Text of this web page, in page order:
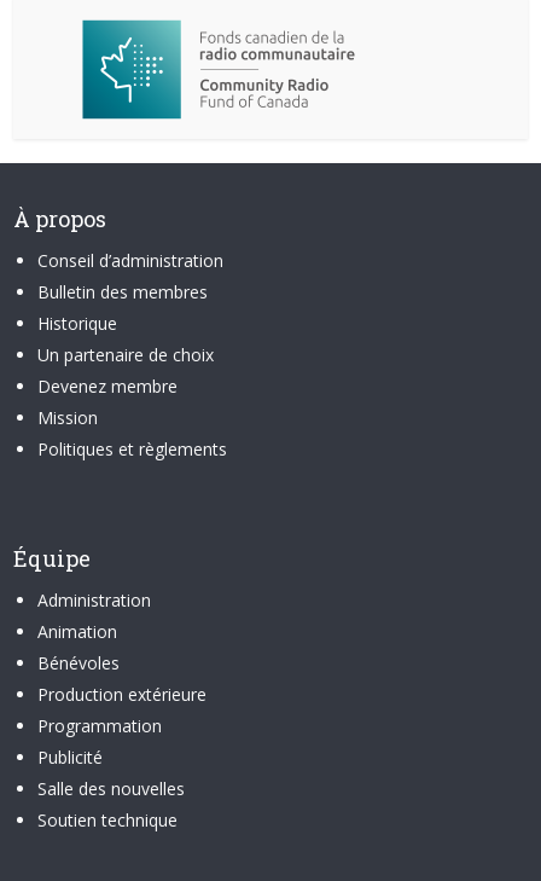
À propos
Conseil d’administration
Bulletin des membres
Historique
Un partenaire de choix
Devenez membre
Mission
Politiques et règlements
Équipe
Administration
Animation
Bénévoles
Production extérieure
Programmation
Publicité
Salle des nouvelles
Soutien technique